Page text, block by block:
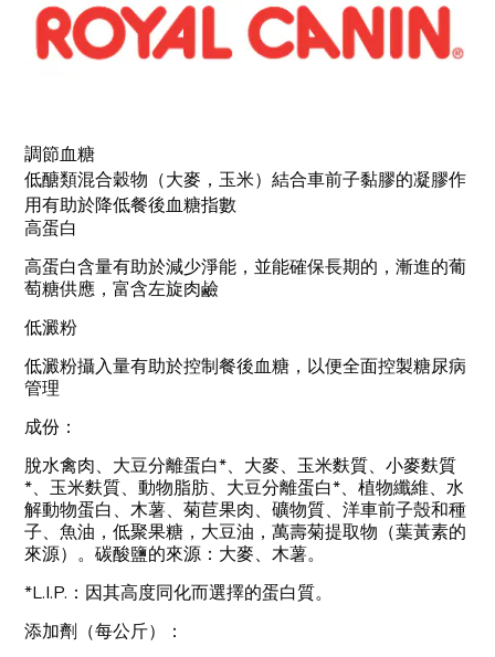
調節血糖
低醣類混合穀物（大麥，玉米）結合車前子黏膠的凝膠作
用有助於降低餐後血糖指數
高蛋白
高蛋白含量有助於減少淨能，並能確保長期的，漸進的葡
萄糖供應，富含左旋肉鹼
低澱粉
低澱粉攝入量有助於控制餐後血糖，以便全面控製糖尿病
管理
成份：
脫水禽肉、大豆分離蛋白*、大麥、玉米麩質、小麥麩質
*、玉米麩質、動物脂肪、大豆分離蛋白*、植物纖維、水
解動物蛋白、木薯、菊苣果肉、礦物質、洋車前子殼和種
子、魚油，低聚果糖，大豆油，萬壽菊提取物（葉黃素的
來源）。碳酸鹽的來源：大麥、木薯。
*L.I.P.：因其高度同化而選擇的蛋白質。
添加劑（每公斤）：